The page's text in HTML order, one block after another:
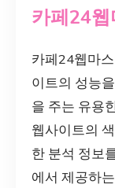
카페24
카페24웹마
이트의 성능
을 주는 유용
웹사이트의
한 분석 정보
에서 제공하